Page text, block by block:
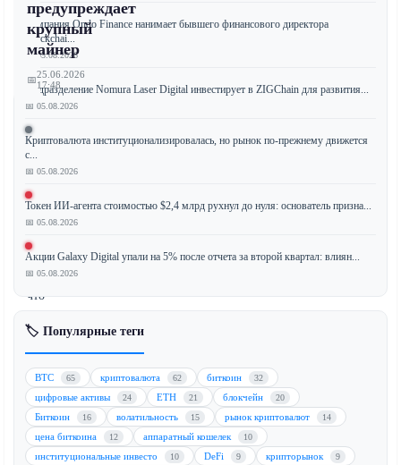
предупреждает
крупный
майнер
📅25.06.2026
17:48
Крупный
майнер
биткоина
сделал
прогноз,
предсказывая,
что
BTC
может
упасть
еще
на
30%
и
Компания Ondo Finance нанимает бывшего финансового директора
Blockchai...
📅 05.08.2026
Подразделение Nomura Laser Digital инвестирует в ZIGChain для развития...
📅 05.08.2026
Криптовалюта институционализировалась, но рынок по-прежнему движется
с...
📅 05.08.2026
Токен ИИ-агента стоимостью $2,4 млрд рухнул до нуля: основатель призна...
📅 05.08.2026
Акции Galaxy Digital упали на 5% после отчета за второй квартал: влиян...
📅 05.08.2026
🏷️ Популярные теги
BTC 65 криптовалюта 62 биткоин 32
цифровые активы 24 ETH 21 блокчейн 20
Биткоин 16 волатильность 15 рынок криптовалют 14
цена биткоина 12 аппаратный кошелек 10
институциональные инвесто 10 DeFi 9 крипторынок 9